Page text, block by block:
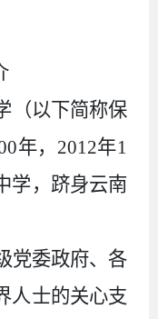
（以下简称保
年，2012年1
学，跻身云南
党委政府、各
人士的关心支